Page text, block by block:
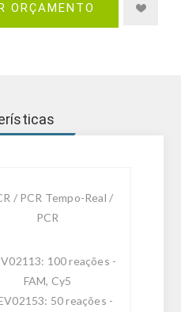
ORÇAMENTO
/ PCR Tempo-Real /
PCR
100 reações -
FAM, Cy5
50 reações -